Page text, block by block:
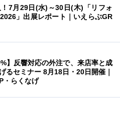
7月29日(水)～30日(木)「リフォ
」出展レポート｜いえらぶGR
】反響対応の外注で、来店率と成
るセミナー 8月18日・20日開催｜
・らくなげ